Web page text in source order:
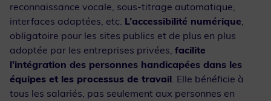
reconnaissance vocale, sous-titrage automatique,
interfaces adaptées, etc. L’accessibilité numérique,
obligatoire pour les sites publics et de plus en plus
adoptée par les entreprises privées, facilite
l’intégration des personnes handicapées dans les
équipes et les processus de travail. Elle bénéficie à
tous les salariés, pas seulement aux personnes en